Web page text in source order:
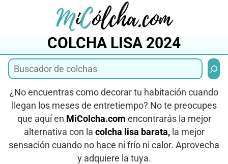
COLCHA LISA 2024
¿No encuentras como decorar tu habitación cuando
llegan los meses de entretiempo? No te preocupes
que aquí en MiColcha.com encontrarás la mejor
alternativa con la colcha lisa barata, la mejor
sensación cuando no hace ni frío ni calor. Aprovecha
y adquiere la tuya.